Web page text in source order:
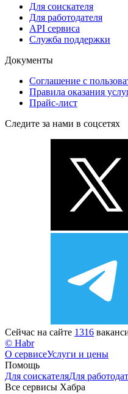
Для соискателя
Для работодателя
API сервиса
Служба поддержки
Документы
Соглашение с
Правила оказания
Прайс-лист
Следите за нами в соцсетях
Сейчас на сайте 1316
© Habr
О сервисеУслуги и цены
Помощь
Для соискателяДля
Все сервисы Хабра